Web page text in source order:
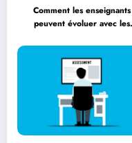
Comment les enseignants
peuvent évoluer avec les